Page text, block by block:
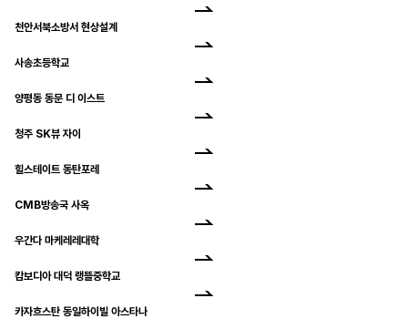
천안서북소방서 현상설계
사송초등학교
양평동 동문 디 이스트
청주 SK뷰 자이
힐스테이트 동탄포레
CMB방송국 사옥
우간다 마케레레대학
캄보디아 대덕 랭뜰중학교
카자흐스탄 동일하이빌 아스타나